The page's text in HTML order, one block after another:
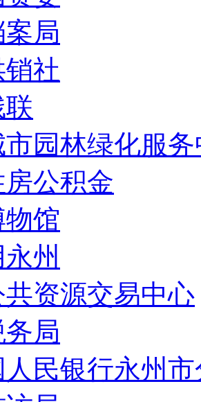
局
社
园林绿化服
公积金
馆
州
资源交易中心
局
人民银行永州